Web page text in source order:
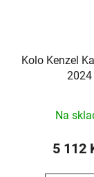
Kolo Kenzel
2024
Na
5 112